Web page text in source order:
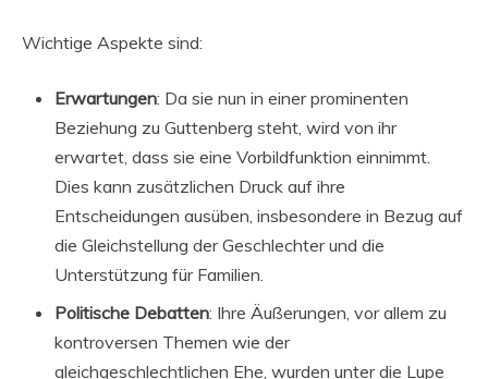
Wichtige Aspekte sind:
Erwartungen: Da sie nun in einer prominenten
Beziehung zu Guttenberg steht, wird von ihr
erwartet, dass sie eine Vorbildfunktion einnimmt.
Dies kann zusätzlichen Druck auf ihre
Entscheidungen ausüben, insbesondere in Bezug auf
die Gleichstellung der Geschlechter und die
Unterstützung für Familien.
Politische Debatten: Ihre Äußerungen, vor allem zu
kontroversen Themen wie der
gleichgeschlechtlichen Ehe, wurden unter die Lupe